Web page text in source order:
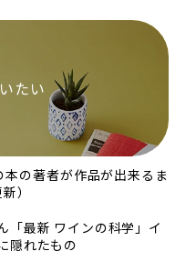
たい
の著者が作品が出来るま
）
「最新 ワインの科学」イ
隠れたもの